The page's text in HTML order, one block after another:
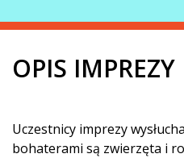
OPIS IMPREZY
Uczestnicy imprezy
bohaterami są zwierzęta i